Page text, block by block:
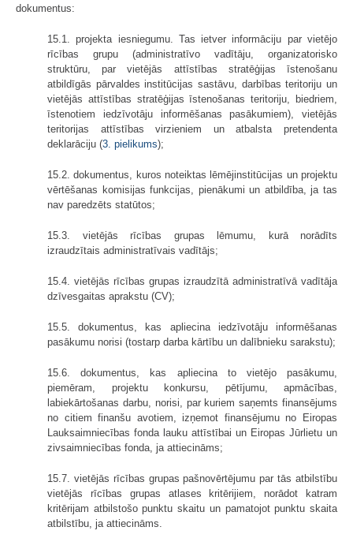
dokumentus:
15.1. projekta iesniegumu. Tas ietver informāciju par vietējo
rīcības grupu (administratīvo vadītāju, organizatorisko
struktūru, par vietējās attīstības stratēģijas īstenošanu
atbildīgās pārvaldes institūcijas sastāvu, darbības teritoriju un
vietējās attīstības stratēģijas īstenošanas teritoriju, biedriem,
īstenotiem iedzīvotāju informēšanas pasākumiem), vietējās
teritorijas attīstības virzieniem un atbalsta pretendenta
deklarāciju (3. pielikums);
15.2. dokumentus, kuros noteiktas lēmējinstitūcijas un projektu
vērtēšanas komisijas funkcijas, pienākumi un atbildība, ja tas
nav paredzēts statūtos;
15.3. vietējās rīcības grupas lēmumu, kurā norādīts
izraudzītais administratīvais vadītājs;
15.4. vietējās rīcības grupas izraudzītā administratīvā vadītāja
dzīvesgaitas aprakstu (CV);
15.5. dokumentus, kas apliecina iedzīvotāju informēšanas
pasākumu norisi (tostarp darba kārtību un dalībnieku sarakstu);
15.6. dokumentus, kas apliecina to vietējo pasākumu,
piemēram, projektu konkursu, pētījumu, apmācības,
labiekārtošanas darbu, norisi, par kuriem saņemts finansējums
no citiem finanšu avotiem, izņemot finansējumu no Eiropas
Lauksaimniecības fonda lauku attīstībai un Eiropas Jūrlietu un
zivsaimniecības fonda, ja attiecināms;
15.7. vietējās rīcības grupas pašnovērtējumu par tās atbilstību
vietējās rīcības grupas atlases kritērijiem, norādot katram
kritērijam atbilstošo punktu skaitu un pamatojot punktu skaita
atbilstību, ja attiecināms.